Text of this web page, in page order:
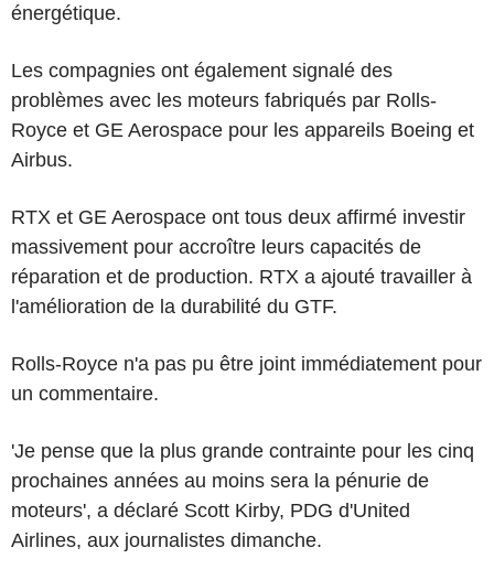
énergétique.
Les compagnies ont également signalé des
problèmes avec les moteurs fabriqués par Rolls-
Royce et GE Aerospace pour les appareils Boeing et
Airbus.
RTX et GE Aerospace ont tous deux affirmé investir
massivement pour accroître leurs capacités de
réparation et de production. RTX a ajouté travailler à
l'amélioration de la durabilité du GTF.
Rolls-Royce n'a pas pu être joint immédiatement pour
un commentaire.
'Je pense que la plus grande contrainte pour les cinq
prochaines années au moins sera la pénurie de
moteurs', a déclaré Scott Kirby, PDG d'United
Airlines, aux journalistes dimanche.